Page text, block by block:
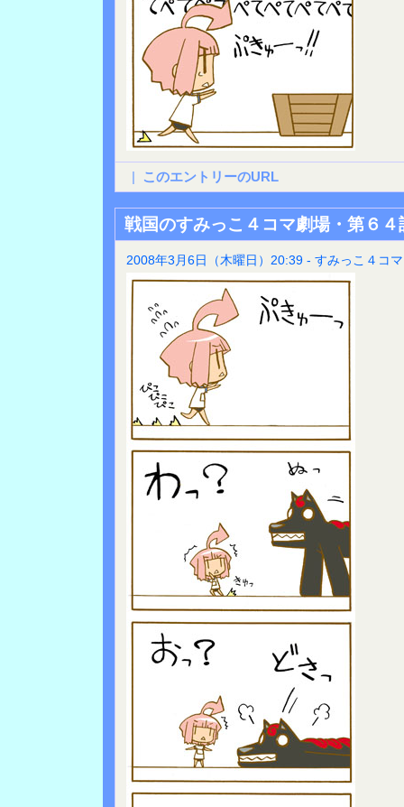
| このエントリーのURL
戦国のすみっこ４コマ劇場・第６
2008年3月6日（木曜日）20:39 - すみっこ４コマ